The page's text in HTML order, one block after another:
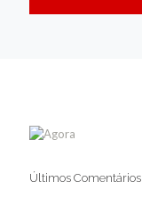
Últimos Comentários